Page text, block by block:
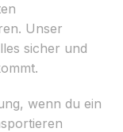
Unser
sicher und
wenn du ein